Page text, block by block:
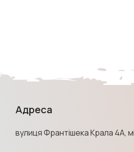
Адреса
вулиця Франтішека Крала 4А,